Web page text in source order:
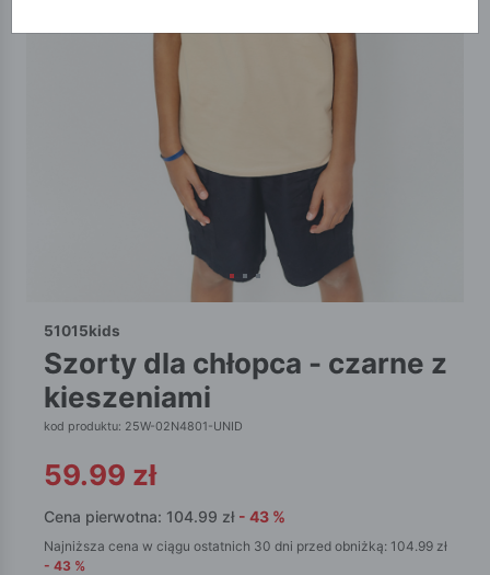
51015kids
szorty dla chłopca - czarne z
kieszeniami
kod produktu: 25W-02N4801-UNID
59.99 zł
Cena pierwotna: 104.99 zł - 43 %
Najniższa cena w ciągu ostatnich 30 dni przed obniżką: 104.99 zł
- 43 %